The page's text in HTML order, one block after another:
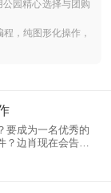
园精心选择与团购
，纯图形化操作，
要成为一名优秀的
边肖现在会告诉